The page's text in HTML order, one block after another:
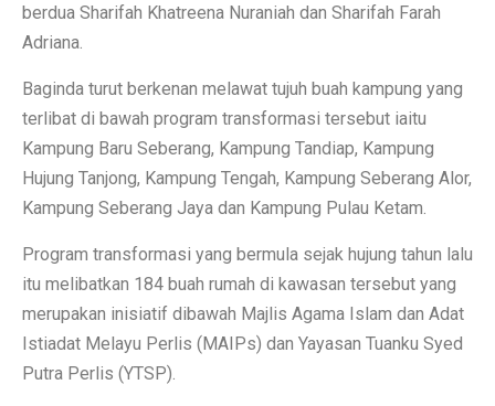
berdua Sharifah Khatreena Nuraniah dan Sharifah Farah
Adriana.
Baginda turut berkenan melawat tujuh buah kampung yang
terlibat di bawah program transformasi tersebut iaitu
Kampung Baru Seberang, Kampung Tandiap, Kampung
Hujung Tanjong, Kampung Tengah, Kampung Seberang Alor,
Kampung Seberang Jaya dan Kampung Pulau Ketam.
Program transformasi yang bermula sejak hujung tahun lalu
itu melibatkan 184 buah rumah di kawasan tersebut yang
merupakan inisiatif dibawah Majlis Agama Islam dan Adat
Istiadat Melayu Perlis (MAIPs) dan Yayasan Tuanku Syed
Putra Perlis (YTSP).